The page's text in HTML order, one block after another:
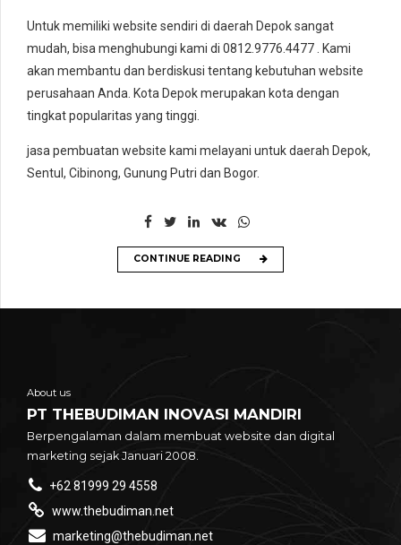
Untuk memiliki website sendiri di daerah Depok sangat
mudah, bisa menghubungi kami di 0812.9776.4477 . Kami
akan membantu dan berdiskusi tentang kebutuhan website
perusahaan Anda. Kota Depok merupakan kota dengan
tingkat popularitas yang tinggi.
jasa pembuatan website kami melayani untuk daerah Depok,
Sentul, Cibinong, Gunung Putri dan Bogor.
CONTINUE READING
About us
PT THEBUDIMAN INOVASI MANDIRI
Berpengalaman dalam membuat website dan digital
marketing sejak Januari 2008.
+62 81999 29 4558
www.thebudiman.net
marketing@thebudiman.net